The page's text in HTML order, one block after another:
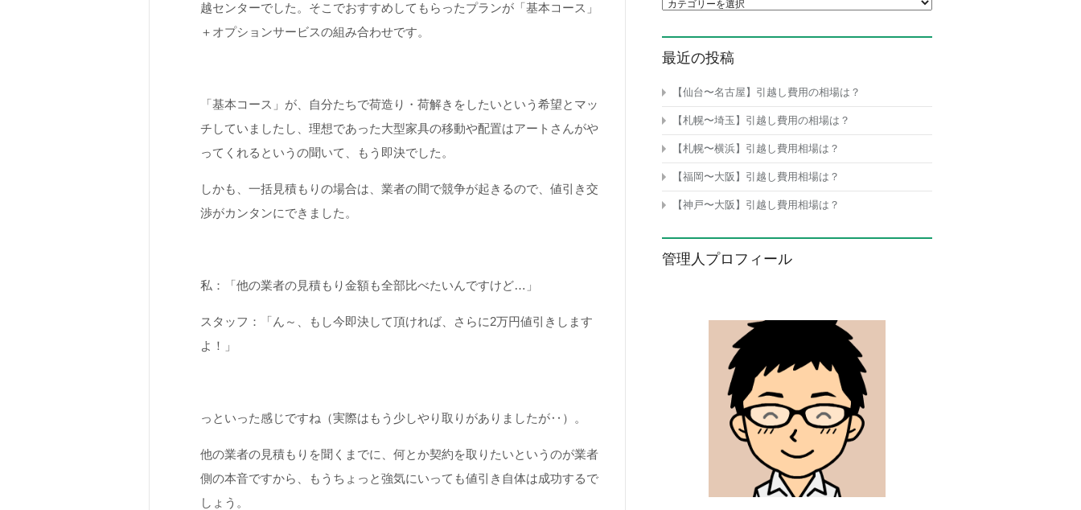
越センターでした。そこでおすすめしてもらったプランが「基本コース」
＋オプションサービスの組み合わせです。
「基本コース」が、自分たちで荷造り・荷解きをしたいという希望とマッ
チしていましたし、理想であった大型家具の移動や配置はアートさんがや
ってくれるというの聞いて、もう即決でした。
しかも、一括見積もりの場合は、業者の間で競争が起きるので、値引き交
渉がカンタンにできました。
私：「他の業者の見積もり金額も全部比べたいんですけど…」
スタッフ：「ん～、もし今即決して頂ければ、さらに2万円値引きします
よ！」
っといった感じですね（実際はもう少しやり取りがありましたが‥）。
他の業者の見積もりを聞くまでに、何とか契約を取りたいというのが業者
側の本音ですから、もうちょっと強気にいっても値引き自体は成功するで
しょう。
カテゴリ一覧
最近の投稿
【仙台〜名古屋】引越し費用の相場は？
【札幌〜埼玉】引越し費用の相場は？
【札幌〜横浜】引越し費用相場は？
【福岡〜大阪】引越し費用相場は？
【神戸〜大阪】引越し費用相場は？
管理人プロフィール